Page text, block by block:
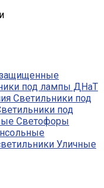
под лампы ДНаТ
Светильники под
под
Светофоры
Уличные